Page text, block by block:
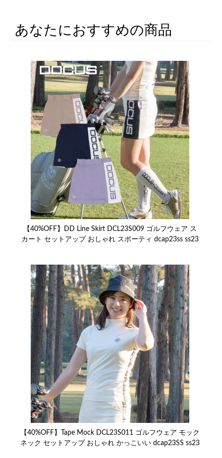
あなたにおすすめの商品
【40%OFF】DD Line Skirt DCL23S009 ゴルフウェア ス
カート セットアップ おしゃれ スポーティ dcap23ss ss23
【40%OFF】Tape Mock DCL23S011 ゴルフウェア モック
ネック セットアップ おしゃれ かっこいい dcap23SS ss23